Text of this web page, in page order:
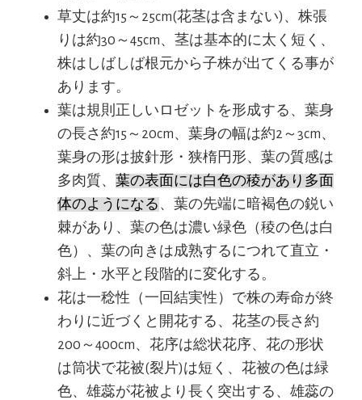
草丈は約15～25cm(花茎は含まない)、株張
りは約30～45cm、茎は基本的に太く短く、
株はしばしば根元から子株が出てくる事が
あります。
葉は規則正しいロゼットを形成する、葉身
の長さ約15～20cm、葉身の幅は約2～3cm、
葉身の形は披針形・狭楕円形、葉の質感は
多肉質、葉の表面には白色の稜があり多面
体のようになる 、葉の先端に暗褐色の鋭い
棘があり、葉の色は濃い緑色（稜の色は白
色）、葉の向きは成熟するにつれて直立・
斜上・水平と段階的に変化する。
花は一稔性（一回結実性）で株の寿命が終
わりに近づくと開花する、花茎の長さ約
200～400cm、花序は総状花序、花の形状
は筒状で花被(裂片)は短く、花被の色は緑
色、雄蕊が花被より長く突出する、雄蕊の